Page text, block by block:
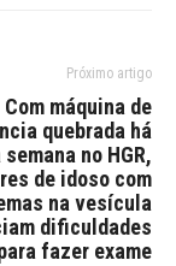
Próximo artigo
Com máquina de
quebrada há
semana no HGR,
de idoso com
na vesícula
dificuldades
fazer exame